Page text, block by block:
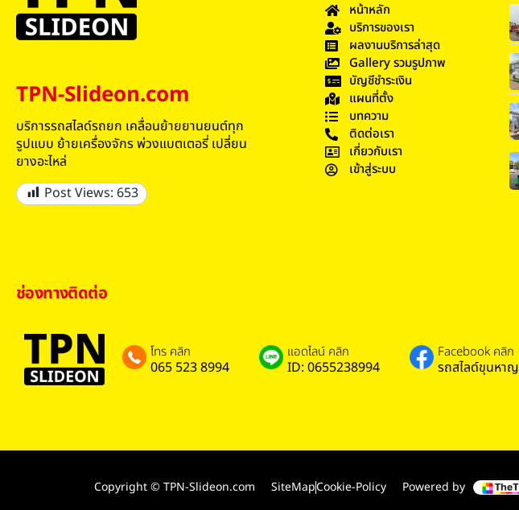
TPN-Slideon.com
บริการรถสไลด์รถยก เคลื่อนย้ายยานยนต์ทุก
รูปแบบ ย้ายเครื่องจักร พ่วงแบตเตอรี่ เปลี่ยน
ยางอะไหล่
Post Views: 653
หน้าหลัก
บริการของเรา
ผลงานบริการล่าสุด
Gallery รวมรูปภาพ
บัญชีชำระเงิน
แผนที่ตั้ง
บทความ
ติดต่อเรา
เกี่ยวกับเรา
เข้าสู่ระบบ
ช่องทางติดต่อ
โทร คลิก
065 523 8994
แอดไลน์ คลิก
ID: 0655238994
Facebook คลิก
รถสไลด์ขุนหาญ
Copyright © TPN-Slideon.com SiteMapCookie-Policy Powered by